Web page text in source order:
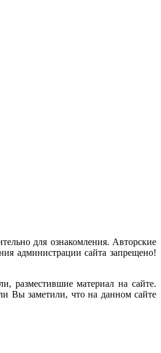
для ознакомления. Авторские
администрации сайта запрещено!
разместившие материал на сайте.
Вы заметили, что на данном сайте